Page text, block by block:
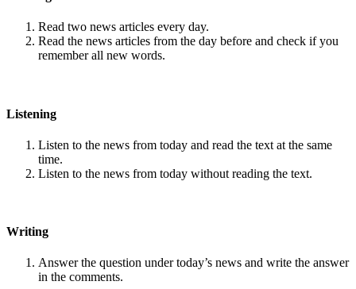
Read two news articles every day.
Read the news articles from the day before and check if you
remember all new words.
Listening
Listen to the news from today and read the text at the same
time.
Listen to the news from today without reading the text.
Writing
Answer the question under today’s news and write the answer
in the comments.